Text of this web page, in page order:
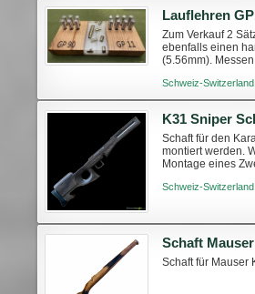
Lauflehren
Zum Verkauf 2
ebenfalls einen
(5.56mm).
Schweiz-
K31 Sniper
Schaft für den
montiert werden.
Montage eines
Schweiz-
Schaft
Schaft für Mauser